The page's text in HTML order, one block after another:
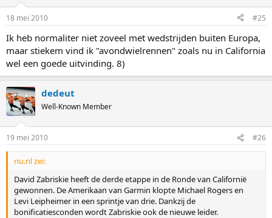
18 mei 2010 #25
Ik heb normaliter niet zoveel met wedstrijden buiten Europa,
maar stiekem vind ik "avondwielrennen" zoals nu in California
wel een goede uitvinding. 8)
dedeut
Well-Known Member
19 mei 2010 #26
nu.nl zei:
David Zabriskie heeft de derde etappe in de Ronde van Californië
gewonnen. De Amerikaan van Garmin klopte Michael Rogers en
Levi Leipheimer in een sprintje van drie. Dankzij de
bonificatiesconden wordt Zabriskie ook de nieuwe leider.